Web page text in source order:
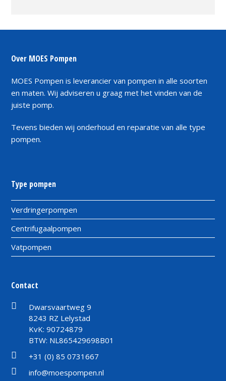
Over MOES Pompen
MOES Pompen is leverancier van pompen in alle soorten
en maten. Wij adviseren u graag met het vinden van de
juiste pomp.
Tevens bieden wij onderhoud en reparatie van alle type
pompen.
Type pompen
Verdringerpompen
Centrifugaalpompen
Vatpompen
Contact
Dwarsvaartweg 9
8243 RZ Lelystad
KvK: 90724879
BTW: NL865429698B01
+31 (0) 85 0731667
info@moespompen.nl